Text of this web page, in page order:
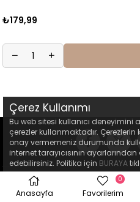
₺179,99
Çerez Kullanımı
Bu web sitesi kullanıcı deneyimini
çerezler kullanmaktadır. Çerezlerin
onay vermemeniz durumunda
internet tarayıcısının
edebilirsiniz. Politika için BURAYA
Anasayfa Favorilerim
0